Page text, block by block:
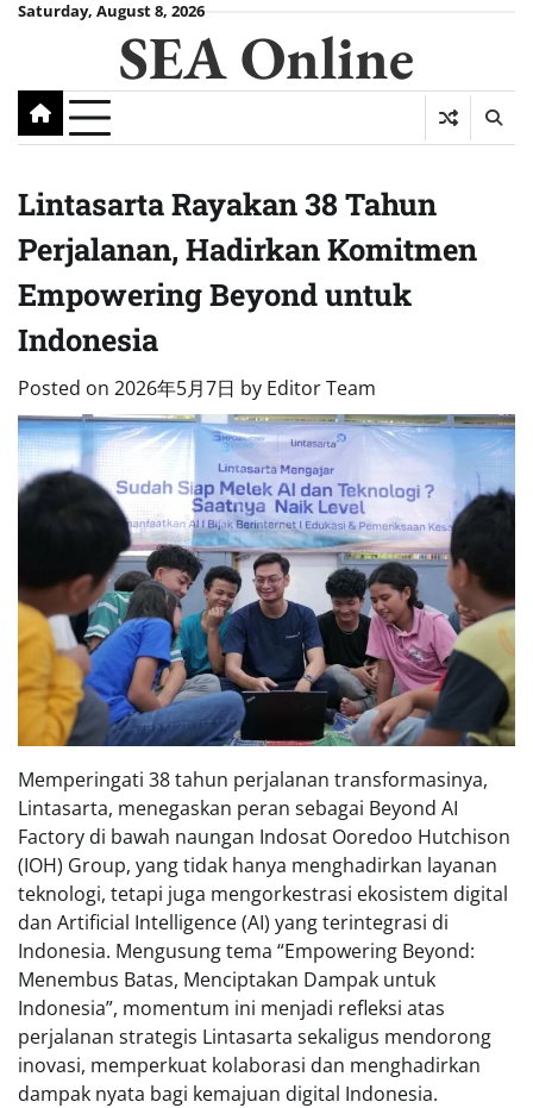
SkipSaturday, August 8, 2026
SEA Online
Lintasarta Rayakan 38 Tahun
Perjalanan, Hadirkan Komitmen
Empowering Beyond untuk
Indonesia
Posted on 2026年5月7日 by Editor Team
Memperingati 38 tahun perjalanan transformasinya,
Lintasarta, menegaskan peran sebagai Beyond AI
Factory di bawah naungan Indosat Ooredoo Hutchison
(IOH) Group, yang tidak hanya menghadirkan layanan
teknologi, tetapi juga mengorkestrasi ekosistem digital
dan Artificial Intelligence (AI) yang terintegrasi di
Indonesia. Mengusung tema “Empowering Beyond:
Menembus Batas, Menciptakan Dampak untuk
Indonesia”, momentum ini menjadi refleksi atas
perjalanan strategis Lintasarta sekaligus mendorong
inovasi, memperkuat kolaborasi dan menghadirkan
dampak nyata bagi kemajuan digital Indonesia.